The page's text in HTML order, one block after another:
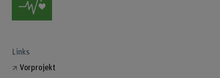
Links
Vorprojekt